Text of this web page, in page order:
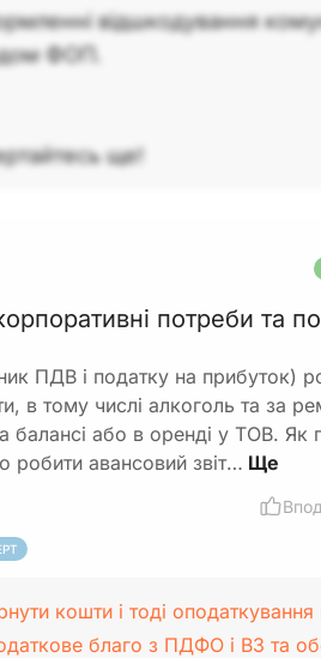
відшкодування
ФОП.
ще!
потреби та
ПДВ і податку на прибуток)
в тому числі алкоголь та за
балансі або в оренді у ТОВ. Як
робити авансовий звіт…
кошти і тоді оподаткування
благо з ПДФО і ВЗ та